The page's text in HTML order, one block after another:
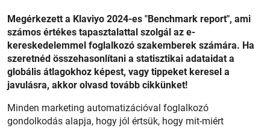
Megérkezett a Klaviyo 2024-es "Benchmark report", ami
számos értékes tapasztalattal szolgál az e-
kereskedelemmel foglalkozó szakemberek számára. Ha
szeretnéd összehasonlítani a statisztikai adataidat a
globális átlagokhoz képest, vagy tippeket keresel a
javulásra, akkor olvasd tovább cikkünket!
Minden marketing automatizációval foglalkozó
gondolkodás alapja, hogy jól értsük, hogy mit-miért